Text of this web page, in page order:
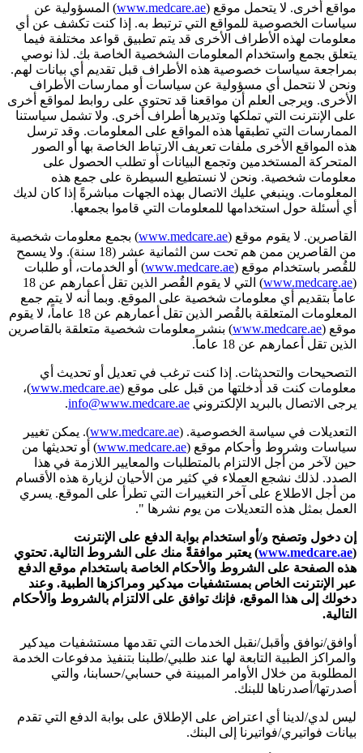
مواقع أخرى. لا يتحمل موقع (www.medcare.ae) المسؤولية عن
سياسات الخصوصية للمواقع التي ترتبط به. إذا كنت تكشف عن أي
معلومات لهذه الأطراف الأخرى قد يتم تطبيق قواعد مختلفة فيما
يتعلق بجمع واستخدام المعلومات الشخصية الخاصة بك. لذا نوصي
بمراجعة سياسات خصوصية هذه الأطراف قبل تقديم أي بيانات لهم.
ونحن لا نتحمل أي مسؤولية عن سياسات أو ممارسات الأطراف
الأخرى. ويرجى العلم أن مواقعنا قد تحتوي على روابط لمواقع أخرى
على الإنترنت التي تملكها وتديرها أطراف أخرى. ولا تشمل سياستنا
الممارسات التي تطبقها هذه المواقع على المعلومات. وقد ترسل
هذه المواقع الأخرى ملفات تعريف الارتباط الخاصة بها أو الصور
المتحركة المستخدمين وتجمع البيانات أو تطلب الحصول على
معلومات شخصية. ونحن لا نستطيع السيطرة على جمع هذه
المعلومات. وينبغي عليك الاتصال بهذه الجهات مباشرةً إذا كان لديك
أي أسئلة حول استخدامها للمعلومات التي قاموا بجمعها.
القاصرين. لا يقوم موقع (www.medcare.ae) بجمع معلومات شخصية
من القاصرين ممن هم تحت سن الثمانية عشر (18 سنة). ولا يسمح
للقُصر باستخدام موقع (www.medcare.ae) أو الخدمات، أو طلبات
(
www.medcare.ae
) التي لا يقوم القُصر الذين تقل أعمارهم عن 18
عاماً بتقديم أي معلومات شخصية على الموقع. وبما أنه لا يتم جمع
المعلومات المتعلقة بالقُصر الذين تقل أعمارهم عن 18 عاماً، لا يقوم
موقع (www.medcare.ae) بنشر معلومات شخصية متعلقة بالقاصرين
الذين تقل أعمارهم عن 18 عاماً.
التصحيحات والتحديثات. إذا كنت ترغب في تعديل أو تحديث أي
معلومات كنت قد أدخلتها من قبل على موقع (www.medcare.ae)،
يرجى الاتصال بالبريد الإلكتروني info@www.medcare.ae
.
التعديلات في سياسة الخصوصية. (www.medcare.ae). يمكن تغيير
سياسات وشروط وأحكام موقع (www.medcare.ae) أو تحديثها من
حين لآخر من أجل الالتزام بالمتطلبات والمعايير اللازمة في هذا
الصدد. لذلك نشجع العملاء في كثير من الأحيان لزيارة هذه الأقسام
من أجل الاطلاع على آخر التغييرات التي تطرأ على الموقع. يسري
العمل بمثل هذه التعديلات من يوم نشرها ".
إن دخول وتصفح و/أو استخدام بوابة الدفع على الإنترنت
(
www.medcare.ae) يعتبر موافقةً منك على الشروط التالية. تحتوي
هذه الصفحة على الشروط والأحكام الخاصة باستخدام موقع الدفع
عبر الإنترنت الخاص بمستشفيات ميدكير ومراكزها الطبية. وعند
دخولك إلى هذا الموقع، فإنك توافق على الالتزام بالشروط والأحكام
التالية.
أوافق/نوافق وأقبل/نقبل الخدمات التي تقدمها مستشفيات ميدكير
والمراكز الطبية التابعة لها عند طلبي/طلبنا بتنفيذ مدفوعات الخدمة
المطلوبة من خلال الأوامر المبينة في حسابي/حسابنا، والتي
أصدرتها/أصدرناها للبنك.
ليس لدي/لدينا أي اعتراض على الإطلاق على بوابة الدفع التي تقدم
بيانات فواتيري/فواتيرنا إلى البنك.